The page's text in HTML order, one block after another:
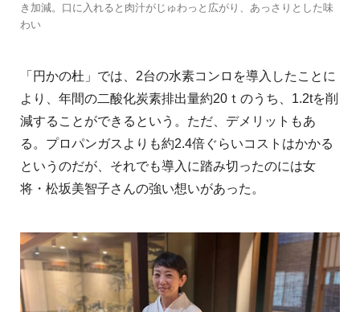
き加減。口に入れると肉汁がじゅわっと広がり、あっさりとした味
わい
「円かの杜」では、2台の水素コンロを導入したことに
より、年間の二酸化炭素排出量約20ｔのうち、1.2tを削
減することができるという。ただ、デメリットもあ
る。プロパンガスよりも約2.4倍ぐらいコストはかかる
というのだが、それでも導入に踏み切ったのには女
将・松坂美智子さんの強い想いがあった。